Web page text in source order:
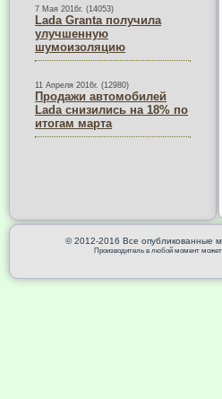
7 Мая 2016г. (14053)
Lada Granta получила
улучшенную
шумоизоляцию
11 Апреля 2016г. (12980)
Продажи автомобилей
Lada снизились на 18% по
итогам марта
© 2012-2016 Все опубликованные
Производитель в любой момент может